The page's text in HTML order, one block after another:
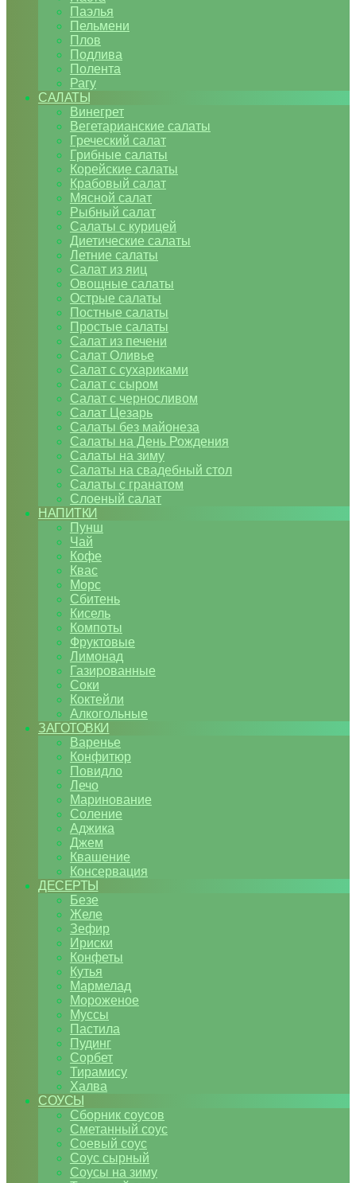
Паэлья
Пельмени
Плов
Подлива
Полента
Рагу
САЛАТЫ
Винегрет
Вегетарианские салаты
Греческий салат
Грибные салаты
Корейские салаты
Крабовый салат
Мясной салат
Рыбный салат
Салаты с курицей
Диетические салаты
Летние салаты
Салат из яиц
Овощные салаты
Острые салаты
Постные салаты
Простые салаты
Салат из печени
Салат Оливье
Салат с сухариками
Салат с сыром
Салат с черносливом
Салат Цезарь
Салаты без майонеза
Салаты на День Рождения
Салаты на зиму
Салаты на свадебный стол
Салаты с гранатом
Слоеный салат
НАПИТКИ
Пунш
Чай
Кофе
Квас
Морс
Сбитень
Кисель
Компоты
Фруктовые
Лимонад
Газированные
Соки
Коктейли
Алкогольные
ЗАГОТОВКИ
Варенье
Конфитюр
Повидло
Лечо
Маринование
Соление
Аджика
Джем
Квашение
Консервация
ДЕСЕРТЫ
Безе
Желе
Зефир
Ириски
Конфеты
Кутья
Мармелад
Мороженое
Муссы
Пастила
Пудинг
Сорбет
Тирамису
Халва
СОУСЫ
Сборник соусов
Сметанный соус
Соевый соус
Соус сырный
Соусы на зиму